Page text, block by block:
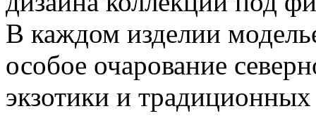
В каждом изделии
особое очарование
экзотики и